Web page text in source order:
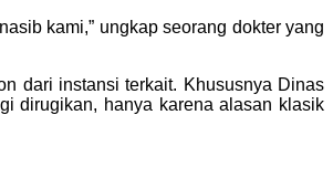
kami,” ungkap seorang dokter yang
dari instansi terkait. Khususnya Dinas
dirugikan, hanya karena alasan klasik